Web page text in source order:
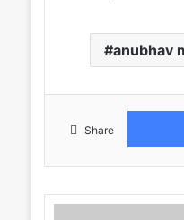
anubhav
Share